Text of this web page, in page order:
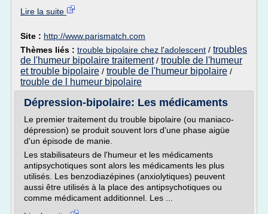
Lire la suite
Site : http://www.parismatch.com
Thèmes liés : trouble bipolaire chez l'adolescent / troubles
de l'humeur bipolaire traitement/ trouble de l'humeur
et trouble bipolaire / trouble de l'humeur bipolaire /
trouble de l humeur bipolaire
Dépression-bipolaire: Les médicaments
Le premier traitement du trouble bipolaire (ou maniaco-
dépression) se produit souvent lors d'une phase aigüe
d'un épisode de manie.
Les stabilisateurs de l'humeur et les médicaments
antipsychotiques sont alors les médicaments les plus
utilisés. Les benzodiazépines (anxiolytiques) peuvent
aussi être utilisés à la place des antipsychotiques ou
comme médicament additionnel. Les ...